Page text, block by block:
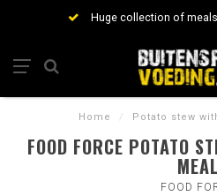
Huge collection of
Home / Potato stew
FOOD FORCE POTATO
MEAL
FOOD